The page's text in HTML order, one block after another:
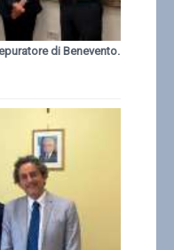
di Benevento.